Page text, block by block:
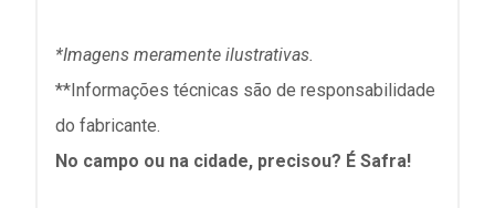
*Imagens meramente ilustrativas.
**Informações técnicas são de responsabilidade
do fabricante.
No campo ou na cidade, precisou? É Safra!